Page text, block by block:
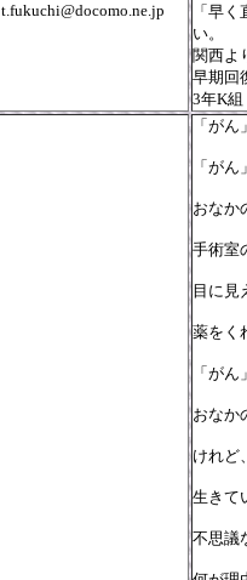
t.fukuchi@docomo.ne.jp
「早
関西よ
早期回
3年K
「が
「が
おなか
手術室
目に見
薬をく
「が
おなか
けれど
生きて
不思議